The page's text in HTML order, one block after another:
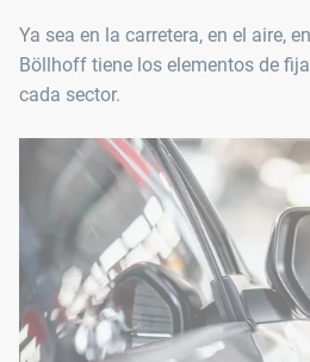
Ya sea en la carretera, en el aire,
Böllhoff tiene los elementos de
cada sector.